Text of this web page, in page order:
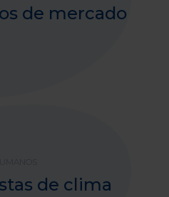
de mercado
de clima